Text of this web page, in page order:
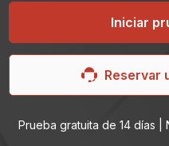
Iniciar
Reservar
Prueba gratuita de 14 días